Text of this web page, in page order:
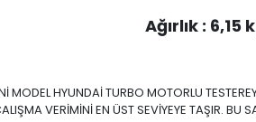
Ağırlık : 6,15
MODEL HYUNDAİ TURBO MOTORLU
VERİMİNİ EN ÜST SEVİYEYE TAŞIR. BU